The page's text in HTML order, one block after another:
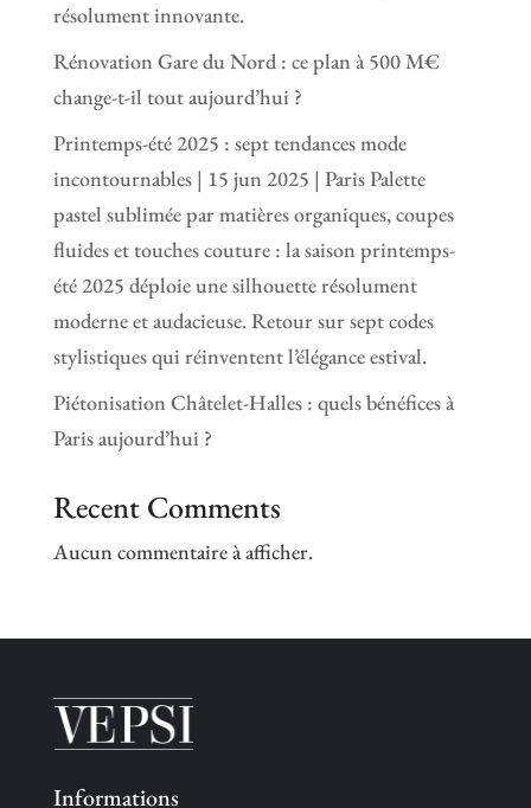
résolument innovante.
Rénovation Gare du Nord : ce plan à 500 M€
change-t-il tout aujourd’hui ?
Printemps-été 2025 : sept tendances mode
incontournables | 15 jun 2025 | Paris Palette
pastel sublimée par matières organiques, coupes
fluides et touches couture : la saison printemps-
été 2025 déploie une silhouette résolument
moderne et audacieuse. Retour sur sept codes
stylistiques qui réinventent l’élégance estival.
Piétonisation Châtelet-Halles : quels bénéfices à
Paris aujourd’hui ?
Recent Comments
Aucun commentaire à afficher.
Informations